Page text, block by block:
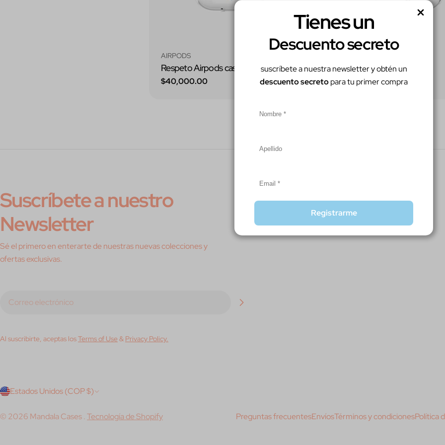
Tienes un
Descuento secreto
suscríbete a nuestra newsletter y obtén un
descuento secretopara tu primer compra
Registrarme
Tipo:
AIRPODS
Respeto Airpods case
Precio
$40,000.00
Love is Love Airpods case
Precio
$40,000.00
Suscríbete a nuestro
Newsletter
Sé el primero en enterarte de nuestras nuevas colecciones y
ofertas exclusivas.
Al suscribirte, aceptas losTerms of Use & Privacy Policy.
P
a
Estados Unidos (COP $)
© 2026 Mandala Cases.Tecnología de Shopify Preguntas frecuentesEnvíosTérminos y condicionesPolítica